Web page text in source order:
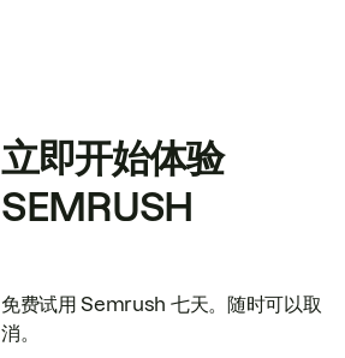
立即开始体验
SEMRUSH
免费试用 Semrush 七天。随时可以取
消。